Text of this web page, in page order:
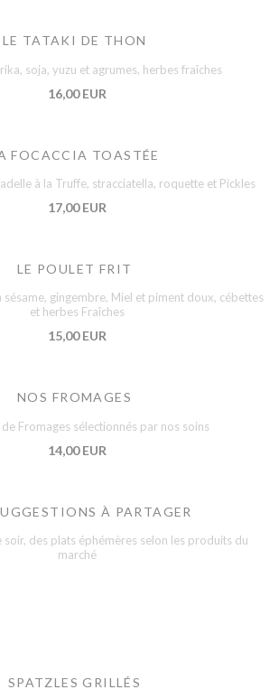
LE TATAKI DE THON
soja, yuzu et agrumes, herbes fraîches
16,00 EUR
FOCACCIA TOASTÉE
à la Truffe, stracciatella, roquette et Pickles
17,00 EUR
LE POULET FRIT
sésame, gingembre, Miel et piment doux, cébettes
et herbes Fraîches
15,00 EUR
NOS FROMAGES
Fromages sélectionnés par nos soins
14,00 EUR
À PARTAGER
soir, des plats éphémères selon les produits du
marché
SPATZLES GRILLÉS